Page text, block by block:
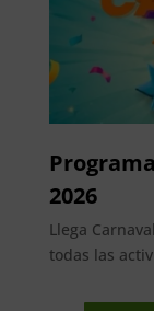
2026
Llega
todas las